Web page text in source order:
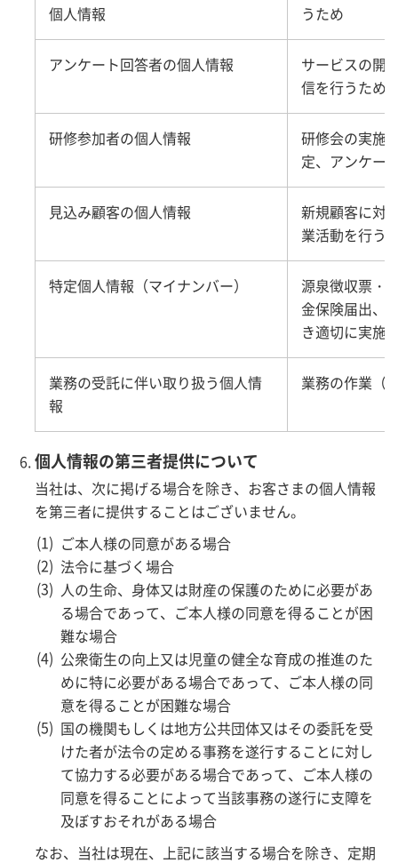
個人情報
うため
アンケート回答者の個人情報
サービスの開
信を行うため
研修参加者の個人情報
研修会の実施
定、アンケー
見込み顧客の個人情報
新規顧客に対
業活動を行う
特定個人情報（マイナンバー）
源泉徴収票・
金保険届出、
き適切に実施
業務の受託に伴い取り扱う個人情
報
業務の作業（
個人情報の第三者提供について
当社は、次に掲げる場合を除き、お客さまの個人情報
を第三者に提供することはございません。
ご本人様の同意がある場合
法令に基づく場合
人の生命、身体又は財産の保護のために必要があ
る場合であって、ご本人様の同意を得ることが困
難な場合
公衆衛生の向上又は児童の健全な育成の推進のた
めに特に必要がある場合であって、ご本人様の同
意を得ることが困難な場合
国の機関もしくは地方公共団体又はその委託を受
けた者が法令の定める事務を遂行することに対し
て協力する必要がある場合であって、ご本人様の
同意を得ることによって当該事務の遂行に支障を
及ぼすおそれがある場合
なお、当社は現在、上記に該当する場合を除き、定期